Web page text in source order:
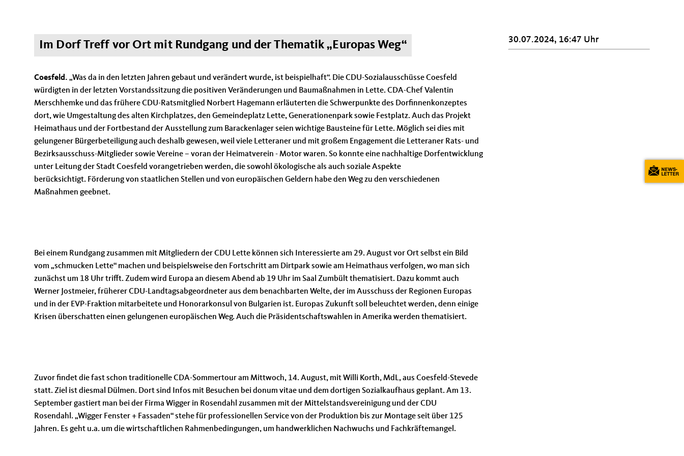
Im Dorf Treff vor Ort mit Rundgang und der Thematik „Europas Weg“
Coesfeld.Was da in den letzten Jahren gebaut und verändert wurde, ist beispielhaft“. Die CDU-Sozialausschüsse Coesfeld
würdigten in der letzten Vorstandssitzung die positiven Veränderungen und Baumaßnahmen in Lette. CDA-Chef Valentin
Merschhemke und das frühere CDU-Ratsmitglied Norbert Hagemann erläuterten die Schwerpunkte des Dorfinnenkonzeptes
dort, wie Umgestaltung des alten Kirchplatzes, den Gemeindeplatz Lette, Generationenpark sowie Festplatz. Auch das Projekt
Heimathaus und der Fortbestand der Ausstellung zum Barackenlager seien wichtige Bausteine für Lette. Möglich sei dies mit
gelungener Bürgerbeteiligung auch deshalb gewesen, weil viele Letteraner und mit großem Engagement die Letteraner Rats- und
Bezirksausschuss-Mitglieder sowie Vereine – voran der Heimatverein - Motor waren. So konnte eine nachhaltige Dorfentwicklung
unter Leitung der Stadt Coesfeld vorangetrieben werden, die sowohl ökologische als auch soziale Aspekte
berücksichtigt. Förderung von staatlichen Stellen und von europäischen Geldern habe den Weg zu den verschiedenen
Maßnahmen geebnet.
Bei einem Rundgang zusammen mit Mitgliedern der CDU Lette können sich Interessierte am 29. August vor Ort selbst ein Bild
vom „schmucken Lette“ machen und beispielsweise den Fortschritt am Dirtpark sowie am Heimathaus verfolgen, wo man sich
zunächst um 18 Uhr trifft. Zudem wird Europa an diesem Abend ab 19 Uhr im Saal Zumbült thematisiert. Dazu kommt auch
Werner Jostmeier, früherer CDU-Landtagsabgeordneter aus dem benachbarten Welte, der im Ausschuss der Regionen Europas
und in der EVP-Fraktion mitarbeitete und Honorarkonsul von Bulgarien ist. Europas Zukunft soll beleuchtet werden, denn einige
Krisen überschatten einen gelungenen europäischen Weg. Auch die Präsidentschaftswahlen in Amerika werden thematisiert.
Zuvor findet die fast schon traditionelle CDA-Sommertour am Mittwoch, 14. August, mit Willi Korth, MdL, aus Coesfeld-Stevede
statt. Ziel ist diesmal Dülmen. Dort sind Infos mit Besuchen bei donum vitae und dem dortigen Sozialkaufhaus geplant. Am 13.
September gastiert man bei der Firma Wigger in Rosendahl zusammen mit der Mittelstandsvereinigung und der CDU
Rosendahl. „Wigger Fenster + Fassaden“ stehe für professionellen Service von der Produktion bis zur Montage seit über 125
Jahren. Es geht u.a. um die wirtschaftlichen Rahmenbedingungen, um handwerklichen Nachwuchs und Fachkräftemangel.
30.07.2024, 16:47 Uhr